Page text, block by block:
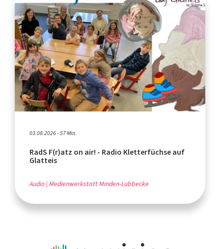
03.08.2026 - 57 Min.
RadS F(r)atz on air! - Radio Kletterfüchse auf
Glatteis
Audio Medienwerkstatt Minden-Lübbecke